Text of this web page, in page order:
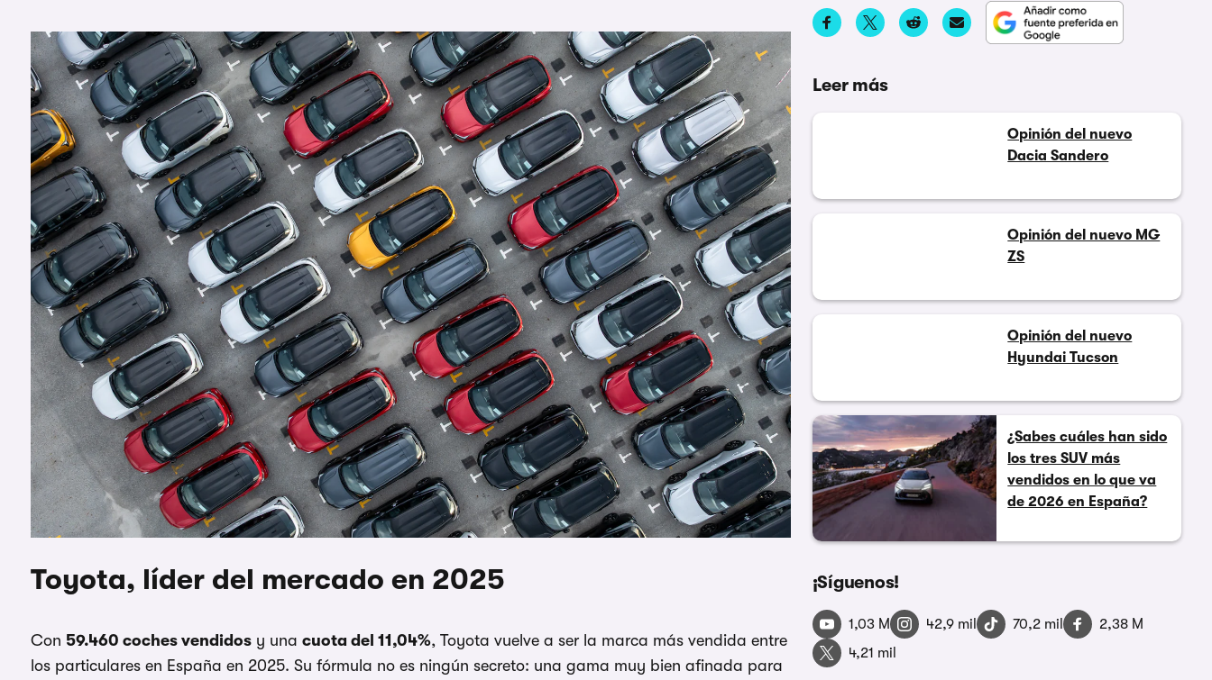
Toyota, líder del mercado en 2025
Con 59.460 coches vendidos y una cuota del 11,04%, Toyota vuelve a ser la marca más vendida entre
los particulares en España en 2025. Su fórmula no es ningún secreto: una gama muy bien afinada para
Leer más
Opinión del nuevo
Dacia Sandero
Opinión del nuevo MG
ZS
Opinión del nuevo
Hyundai Tucson
¿Sabes cuáles han sido
los tres SUV más
vendidos en lo que va
de 2026 en España?
¡Síguenos!
1,03 M 42,9 mil 70,2 mil
2,38 M
4,21 mil